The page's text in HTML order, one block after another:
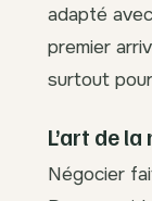
adapté
premier
surtout
L’art de
Négocier